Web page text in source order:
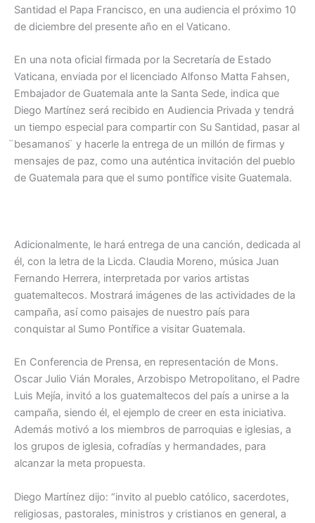
Santidad el Papa Francisco, en una audiencia el próximo 10
de diciembre del presente año en el Vaticano.
En una nota oficial firmada por la Secretaría de Estado
Vaticana, enviada por el licenciado Alfonso Matta Fahsen,
Embajador de Guatemala ante la Santa Sede, indica que
Diego Martínez será recibido en Audiencia Privada y tendrá
un tiempo especial para compartir con Su Santidad, pasar al
̈besamanos ̈ y hacerle la entrega de un millón de firmas y
mensajes de paz, como una auténtica invitación del pueblo
de Guatemala para que el sumo pontífice visite Guatemala.
Adicionalmente, le hará entrega de una canción, dedicada al
él, con la letra de la Licda. Claudia Moreno, música Juan
Fernando Herrera, interpretada por varios artistas
guatemaltecos. Mostrará imágenes de las actividades de la
campaña, así como paisajes de nuestro país para
conquistar al Sumo Pontífice a visitar Guatemala.
En Conferencia de Prensa, en representación de Mons.
Oscar Julio Vián Morales, Arzobispo Metropolitano, el Padre
Luis Mejía, invitó a los guatemaltecos del país a unirse a la
campaña, siendo él, el ejemplo de creer en esta iniciativa.
Además motivó a los miembros de parroquias e iglesias, a
los grupos de iglesia, cofradías y hermandades, para
alcanzar la meta propuesta.
Diego Martínez dijo: “invito al pueblo católico, sacerdotes,
religiosas, pastorales, ministros y cristianos en general, a